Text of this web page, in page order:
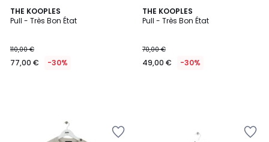
THE KOOPLES
Pull - Très Bon État
€
au
110,00 €
77,00 € -30%
THE KOOPLES
Pull - Très Bon État
70,00 €
49,00 € -30%